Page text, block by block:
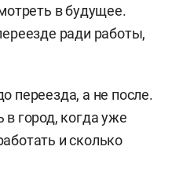
в будущее.
ради работы,
переезда, а не после.
в город, когда уже
и сколько